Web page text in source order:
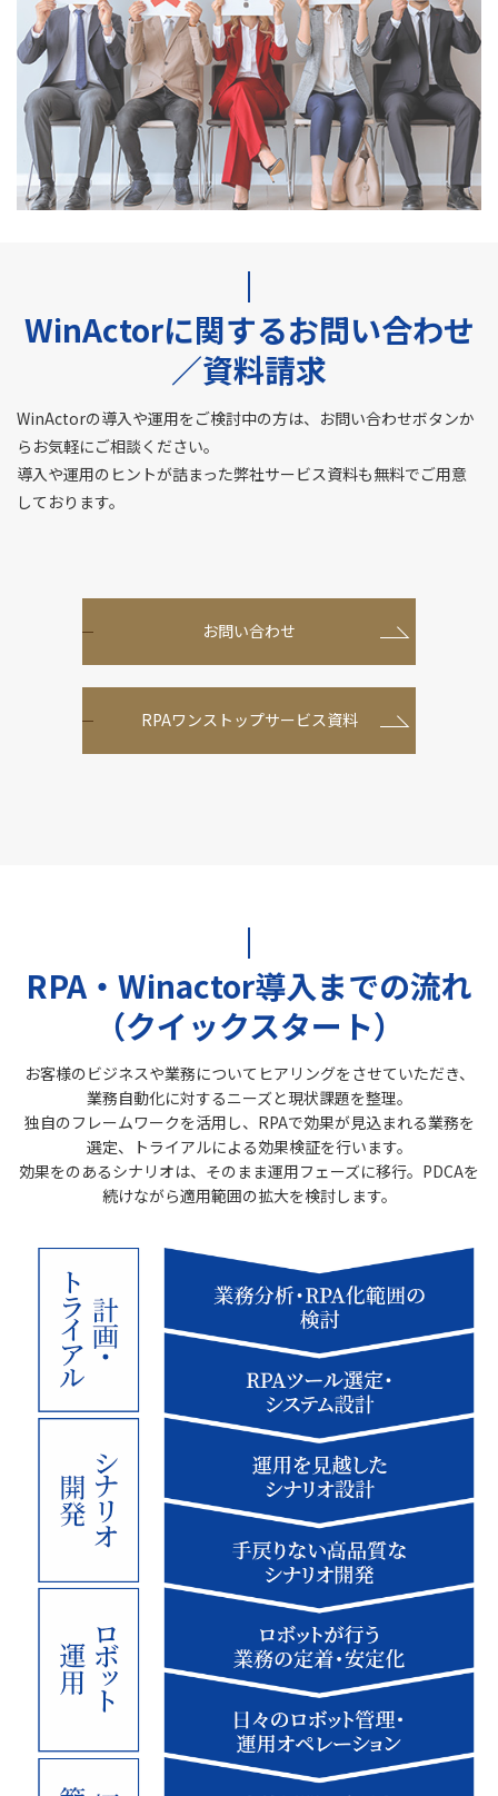
WinActorに関するお問い合わせ
／資料請求
WinActorの導入や運用をご検討中の方は、お問い合わせボタンか
らお気軽にご相談ください。
導入や運用のヒントが詰まった弊社サービス資料も無料でご用意
しております。
お問い合わせ
RPAワンストップサービス資料
RPA・Winactor導入までの流れ
（クイックスタート）
お客様のビジネスや業務についてヒアリングをさせていただき、
業務自動化に対するニーズと現状課題を整理。
独自のフレームワークを活用し、RPAで効果が見込まれる業務を
選定、トライアルによる効果検証を行います。
効果をのあるシナリオは、そのまま運用フェーズに移行。PDCAを
続けながら適用範囲の拡大を検討します。